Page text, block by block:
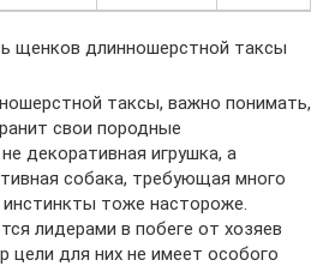
щенков длинношерстной таксы
таксы, важно понимать,
свои породные
декоративная игрушка, а
собака, требующая много
тоже настороже.
лидерами в побеге от хозяев
цели для них не имеет особого